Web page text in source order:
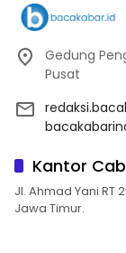
Gedung
Pusat
Kantor
Jl. Ahmad Yani RT
Jawa Timur.